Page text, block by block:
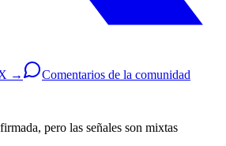
X → Comentarios de la comunidad
pero las señales son mixtas